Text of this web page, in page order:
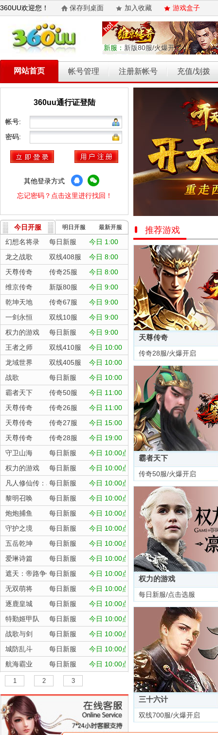
360UU欢迎您！ 保存到桌面 加入收藏 游戏盒子
新服： 新版80服/火爆开启
网站首页 帐号管理 注册新帐号 充值/划拨
360uu通行证登陆
帐号:
密码:
其他登录方式
忘记密码？点击这里进行找回！
今日开服 明日开服 最新开服
幻想名将录 每日新服
今日 1:00
龙之战歌
双线408服
今日 8:00
天尊传奇
传奇25服
今日 8:00
维京传奇
新版80服
今日 9:00
乾坤天地
传奇67服
今日 9:00
一剑永恒
双线10服
今日 9:00
权力的游戏
每日新服
今日 9:00
王者之师
双线410服
今日 10:00
龙域世界
双线405服
今日 10:00
战歌
每日新服
今日 10:00
霸者天下
传奇50服
今日 11:00
天尊传奇
传奇26服
今日 11:00
天尊传奇
传奇27服
今日 15:00
天尊传奇
传奇28服
今日 19:00
守卫山海
每日新服
今日 10:00点
权力的游戏
每日新服
今日 10:00点
凡人修仙传：星海飞驰
每日新服
今日 10:00点
黎明召唤
每日新服
今日 10:00点
炮炮捕鱼
每日新服
今日 10:00点
守护之境
每日新服
今日 10:00点
五岳乾坤
每日新服
今日 10:00点
爱琳诗篇
每日新服
今日 10:00点
遮天：帝路争锋每日新服
今日 10:00点
无双萌将
每日新服
今日 10:00点
逐鹿皇城
每日新服
今日 10:00点
特勤姬甲队
每日新服
今日 10:00点
战歌与剑
每日新服
今日 10:00点
城防乱斗
每日新服
今日 10:00点
航海霸业
每日新服
今日 10:00点
晴空双子
每日新服
深渊契约
每日新服
今日 10:00点
坠落守望者
今日 10:00点
正中靶心
每日新服
今日 10:00点
1 2 3
推荐游戏
天尊传奇
传奇28服/火爆开启
霸者天下
传奇50服/火爆开启
权力的游戏
每日新服/点击选服
三十六计
双线700服/火爆开启